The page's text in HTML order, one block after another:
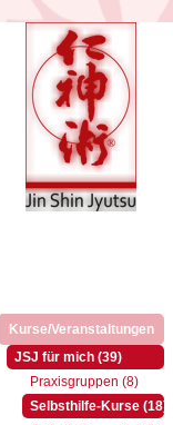
Kurse/Veranstaltungen
(aktiv)
JSJ für mich (39)(aktiv)
Praxisgruppen (8)
Selbsthilfe-Kurse (18)